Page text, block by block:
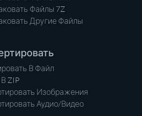
Файлы 7Z
Другие Файлы
В Файл
ZIP
Изображения
Аудио/Видео